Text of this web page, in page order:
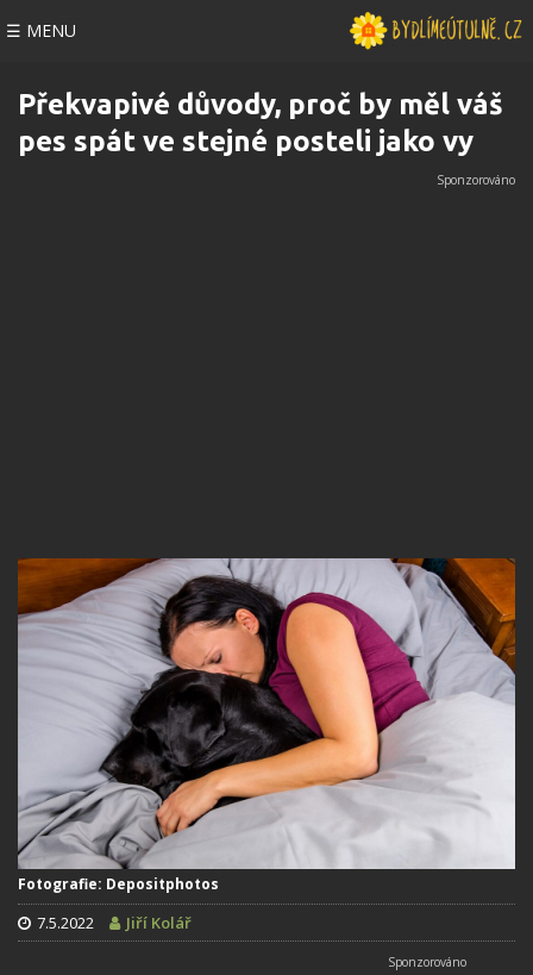
☰ MENU
Překvapivé důvody, proč by měl váš
pes spát ve stejné posteli jako vy
Fotografie: Depositphotos
7.5.2022 Jiří Kolář